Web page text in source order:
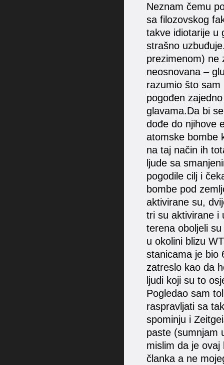
Neznam čemu
sa filozovskog
takve idiotarije u
strašno
prezimenom) ne
neosnovana –
razumio što sam
pogođen
glavama.Da bi
dođe do njihove
atomske bombe
na taj način ih
ljude sa
pogodile cilj i
bombe pod
aktivirane su,
tri su aktivirane i
terena oboljeli
u okolini blizu
stanicama je bio
zatreslo kao da
ljudi koji su to
Pogledao sam
raspravljati sa
spominju i
paste (sumnjam
mislim da je
članka a ne